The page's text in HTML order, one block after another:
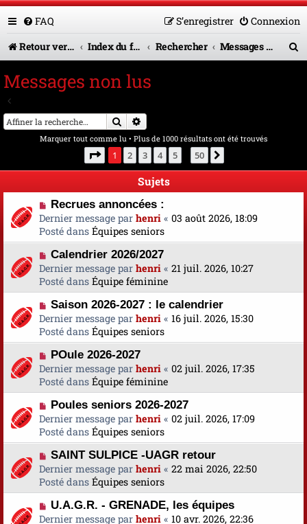
FAQ Connexion
S’enregistrer
Retour vers le site U.A.G.R.
Index du forum Rechercher Messages non lus
c
h
Messages non lus
Rechercher
Marquer tout comme lu • Plus de 1000 résultats ont été trouvés
Page 1sur50
1 2 3 4 5 50
Sujets
N
o
u
v
e
a
u
m
e
s
s
a
g
e
Recrues annoncées :
Dernier message par henri « 03 août 2026, 18:09
Posté dans Équipes seniors
N
o
u
v
e
a
u
m
e
s
s
a
g
e
Calendrier 2026/2027
Dernier message par henri « 21 juil. 2026, 10:27
Posté dans Équipe féminine
N
o
u
v
e
a
u
m
e
s
s
a
g
e
Saison 2026-2027 : le calendrier
Dernier message par henri « 16 juil. 2026, 15:30
Posté dans Équipes seniors
N
o
u
v
e
a
u
m
e
s
s
a
g
POule 2026-2027
Dernier message par henri « 02 juil. 2026, 17:35
Posté dans Équipe féminine
N
o
u
v
e
a
u
m
e
s
Poules seniors 2026-2027
Dernier message par henri « 02 juil. 2026, 17:09
Posté dans Équipes seniors
N
o
u
v
e
a
SAINT SULPICE -UAGR retour
Dernier message par henri « 22 mai 2026, 22:50
Posté dans Équipes seniors
N
o
U.A.G.R. - GRENADE, les équipes
Dernier message par henri « 10 avr. 2026, 22:36